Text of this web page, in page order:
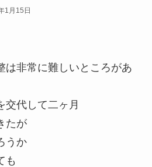
1月15日
は非常に難しいところがあ
交代して二ヶ月
たが
うか
も